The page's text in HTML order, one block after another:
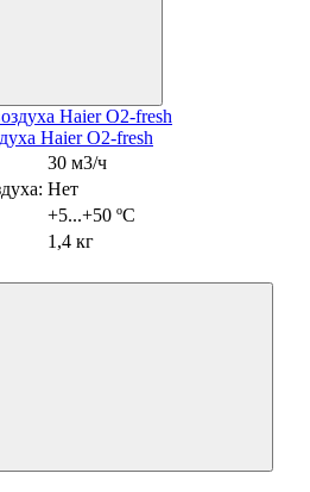
Haier О2-fresh
30 м3/ч
Нет
+5...+50 ºС
1,4 кг